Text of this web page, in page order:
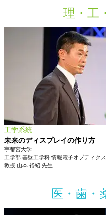
理・工
工学系統
未来のディスプレイの作り方
宇都宮大学
工学部 基盤工学科 情報電子オプティク
教授 山本 裕紹先生
医・歯・